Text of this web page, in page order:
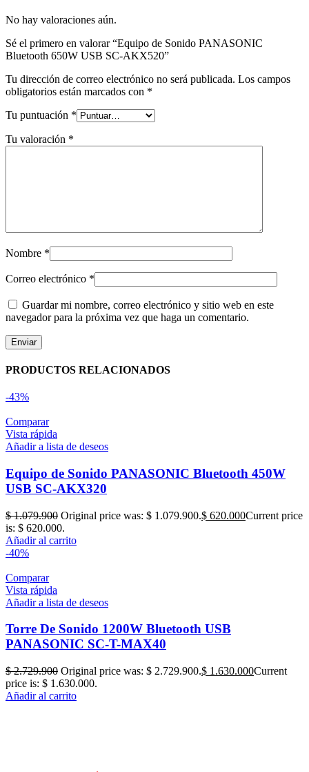
No hay valoraciones aún.
Sé el primero en valorar “Equipo de Sonido PANASONIC
Bluetooth 650W USB SC-AKX520”
Tu dirección de correo electrónico no será publicada. Los campos
obligatorios están marcados con *
Tu puntuación *
Tu valoración *
Nombre *
Correo electrónico *
Guardar mi nombre, correo electrónico y sitio web en este
navegador para la próxima vez que haga un comentario.
PRODUCTOS RELACIONADOS
-43%
Comparar
Vista rápida
Añadir a lista de deseos
Equipo de Sonido PANASONIC Bluetooth 450W
USB SC-AKX320
$1.079.900 Original price was: $ 1.079.900.$ 620.000Current price
is: $ 620.000.
Añadir al carrito
-40%
Comparar
Vista rápida
Añadir a lista de deseos
Torre De Sonido 1200W Bluetooth USB
PANASONIC SC-T-MAX40
$2.729.900 Original price was: $ 2.729.900.$ 1.630.000Current
price is: $ 1.630.000.
Añadir al carrito